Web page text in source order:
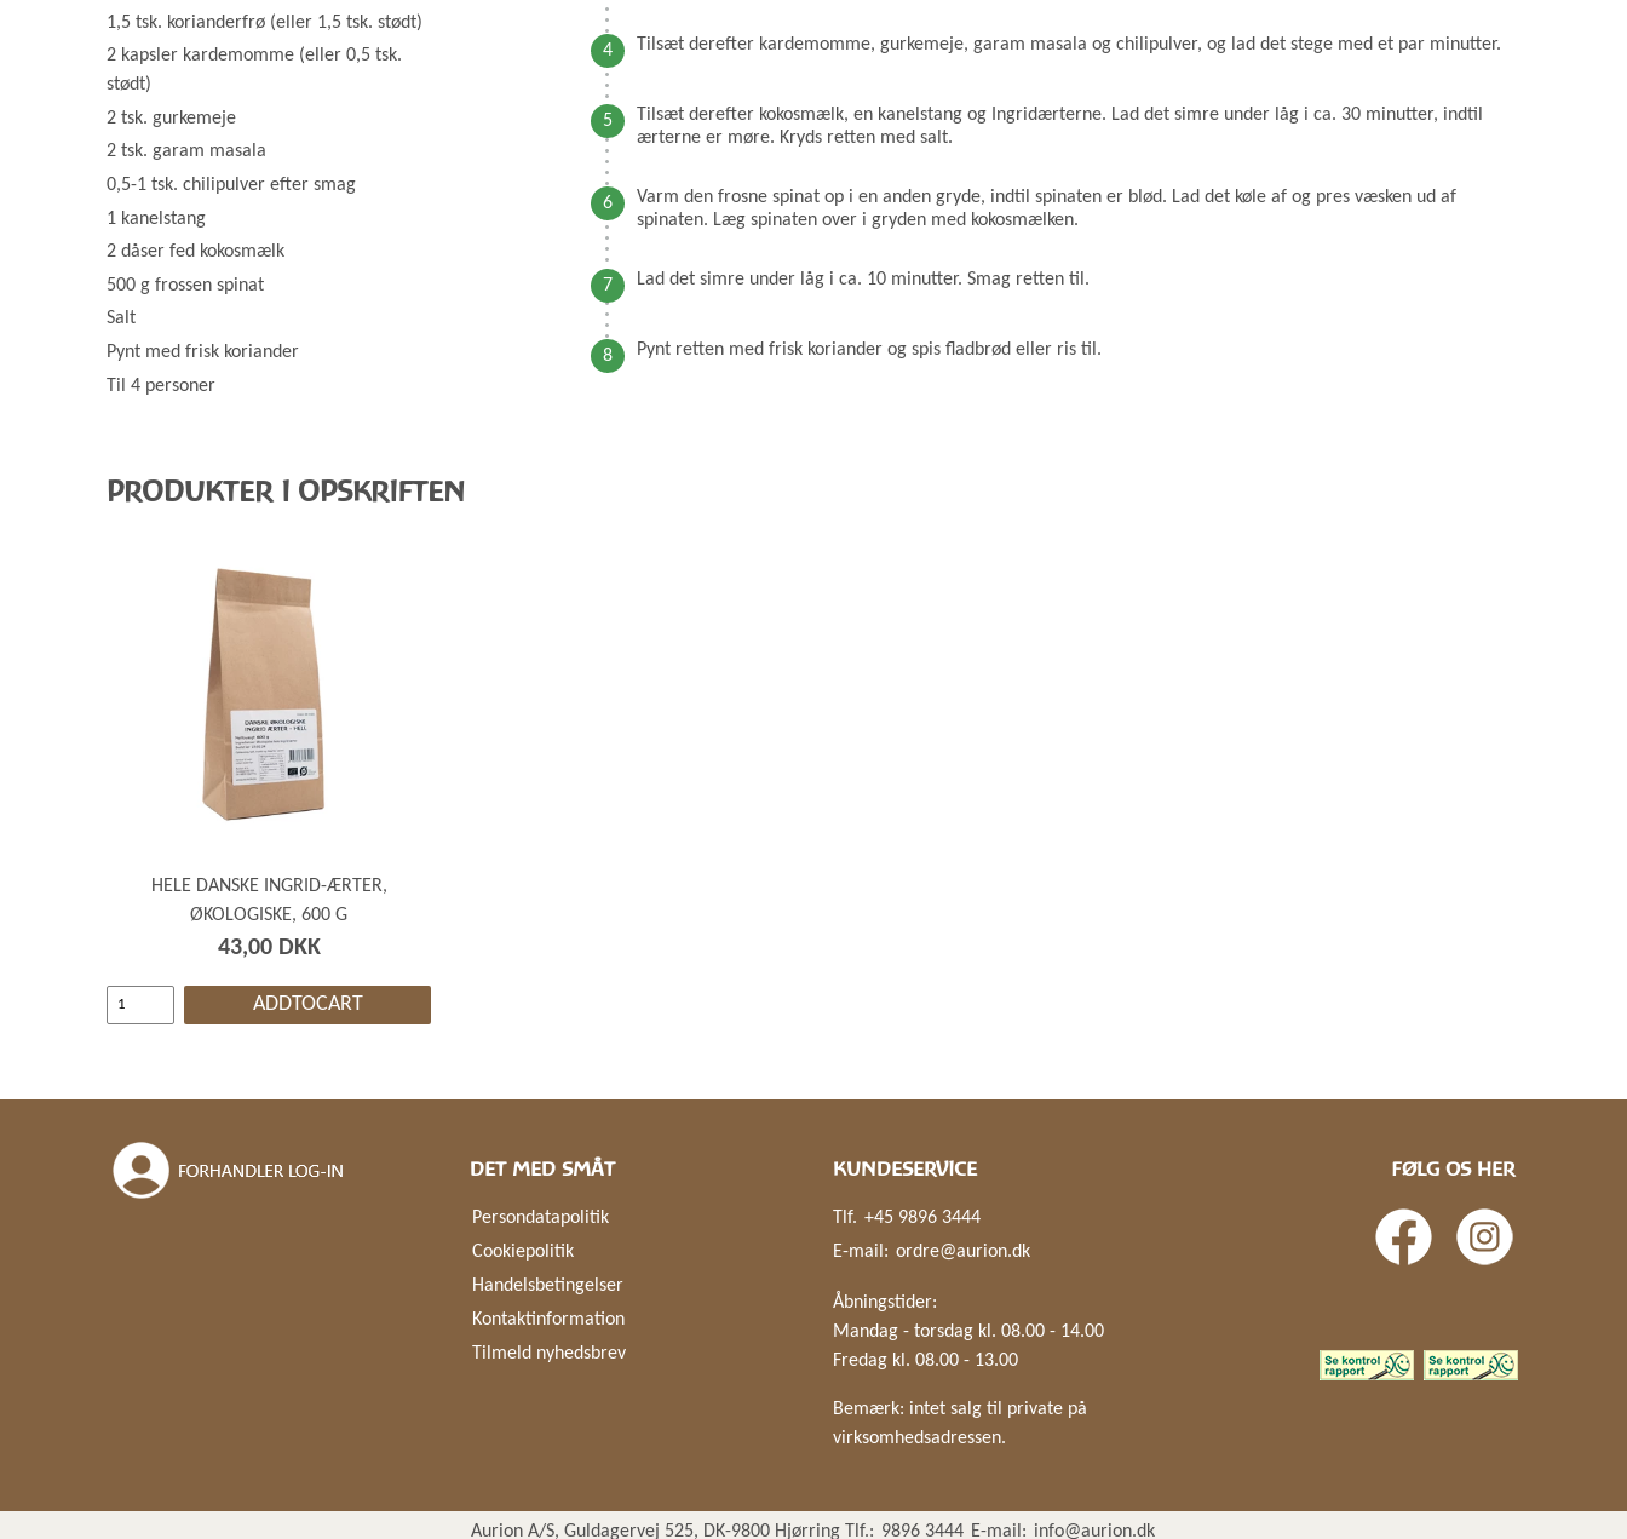
1,5 tsk. korianderfrø (eller 1,5 tsk. stødt)
2 kapsler kardemomme (eller 0,5 tsk.
stødt)
2 tsk. gurkemeje
2 tsk. garam masala
0,5-1 tsk. chilipulver efter smag
1 kanelstang
2 dåser fed kokosmælk
500 g frossen spinat
Salt
Pynt med frisk koriander
Til 4 personer
Tilsæt derefter kardemomme, gurkemeje, garam masala og chilipulver, og lad det stege med et par minutter.
Tilsæt derefter kokosmælk, en kanelstang og Ingridærterne. Lad det simre under låg i ca. 30 minutter, indtil
ærterne er møre. Kryds retten med salt.
Varm den frosne spinat op i en anden gryde, indtil spinaten er blød. Lad det køle af og pres væsken ud af
spinaten. Læg spinaten over i gryden med kokosmælken.
Lad det simre under låg i ca. 10 minutter. Smag retten til.
Pynt retten med frisk koriander og spis fladbrød eller ris til.
PRODUKTER I OPSKRIFTEN
HELE DANSKE INGRID-ÆRTER,
ØKOLOGISKE, 600 G
43,00 DKK
ADDTOCART
DET MED SMÅT
Persondatapolitik
Cookiepolitik
Handelsbetingelser
Kontaktinformation
Tilmeld nyhedsbrev
KUNDESERVICE
Tlf. +45 9896 3444
E-mail: ordre@aurion.dk
Åbningstider:
Mandag - torsdag kl. 08.00 - 14.00
Fredag kl. 08.00 - 13.00
Bemærk: intet salg til private på
virksomhedsadressen.
FØLG OS HER
Aurion A/S, Guldagervej 525, DK-9800 Hjørring Tlf.: 9896 3444 E-mail: info@aurion.dk